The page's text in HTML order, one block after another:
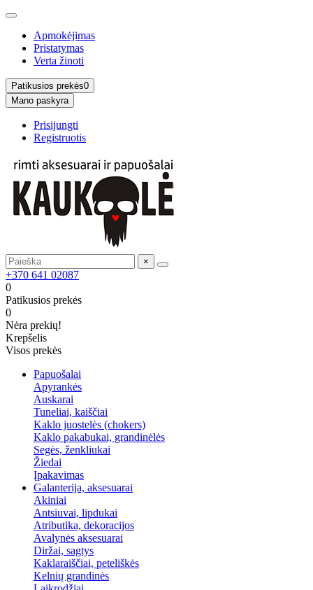
Apmokėjimas
Pristatymas
Verta žinoti
Patikusios prekės0
Mano paskyra
Prisijungti
Registruotis
×
+370 641 02087
0
Patikusios prekės
0
Nėra prekių!
Krepšelis
Visos prekės
Papuošalai
Apyrankės
Auskarai
Tuneliai, kaiščiai
Kaklo juostelės (chokers)
Kaklo pakabukai, grandinėlės
Segės, ženkliukai
Žiedai
Įpakavimas
Galanterija, aksesuarai
Akiniai
Antsiuvai, lipdukai
Atributika, dekoracijos
Avalynės aksesuarai
Diržai, sagtys
Kaklaraiščiai, peteliškės
Kelnių grandinės